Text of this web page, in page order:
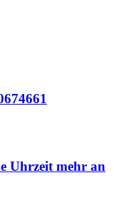
Uhrzeit mehr an